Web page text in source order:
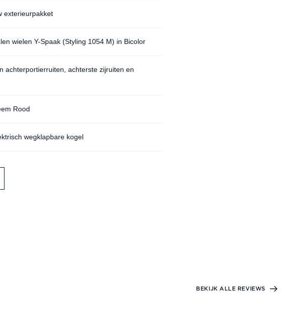
exterieurpakket
wielen Y-Spaak (Styling 1054 M) in Bicolor
achterportierruiten, achterste zijruiten en
Rood
wegklapbare kogel
BEKIJK ALLE REVIEWS